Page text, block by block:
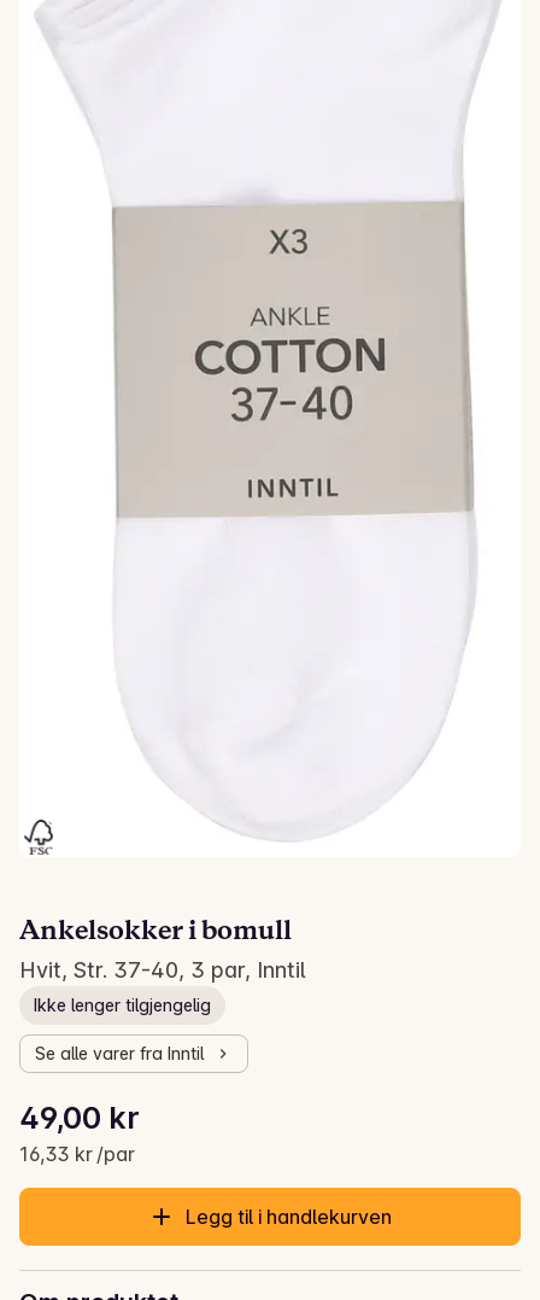
Ankelsokker i bomull
Hvit, Str. 37-40, 3 par, Inntil
Ikke lenger tilgjengelig
Se alle varer fra Inntil
Gjeldende pris er: 49,00 kr
49,00 kr
16,33 kr /par
Stykkpris: 16,33 kr /par
Legg til i handlekurven